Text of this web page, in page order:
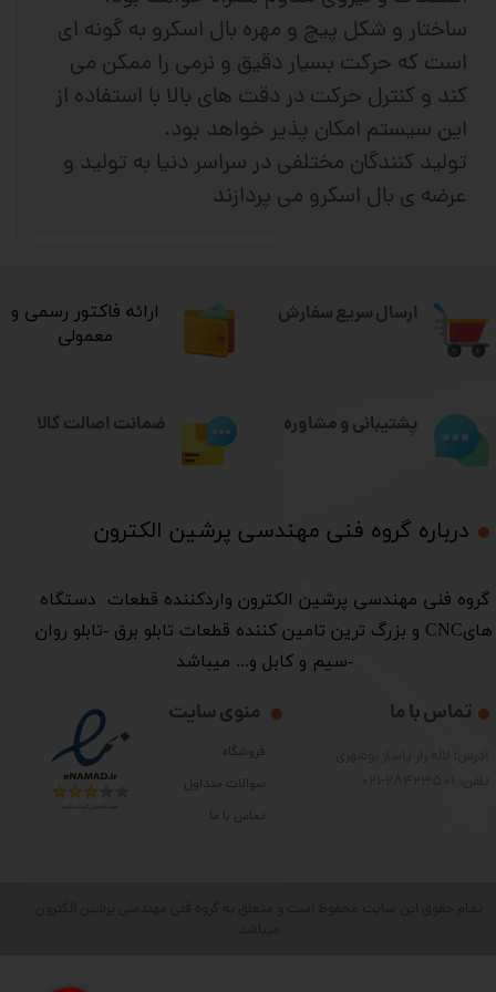
ساختار و شکل پیچ و مهره بال اسکرو به گونه ای
است که حرکت بسیار دقیق و نرمی را ممکن می
کند و کنترل حرکت در دقت های بالا با استفاده از
این سیستم امکان پذیر خواهد بود.
تولید کنندگان مختلفی در سراسر دنیا به تولید و
عرضه ی بال اسکرو می پردازند
ارسال سریع سفارش
درباره گروه فنی مهندسی پرشین الکترون​​​​​​​
​گروه فنی مهندسی پرشین الکترون واردکننده قطعات دستگاه
هایCNC و بزرگ ترین تامین کننده قطعات تابلو برق -تابلو روان
-سیم و کابل و... میباشد
منوی سایت
فروشگاه
سوالات متداول
تماس با ما
تماس با ما
​ارائه فاکتور رسمی و
معمولی
پشتیبانی و مشاوره ضمانت اصالت کالا